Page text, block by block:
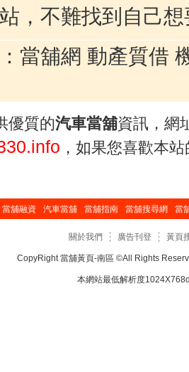
，不難找到自己
當舖網 動產質借
優質的汽車當舖資訊，網
，如果您喜歡本
當舖融資 汽車當舖 當舖指南 當舖搜尋網 當
關於我們 廣告刊登 黃頁
CopyRight當舖黃頁-南區 ©All Rights
本網站最低解析度